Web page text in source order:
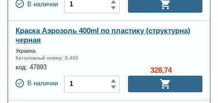
В наличии
Краска Аэрозоль 400ml по пластику (структурна)
черная
Украина
Каталожный номер: S-400
код: 47893
В наличии
328,74